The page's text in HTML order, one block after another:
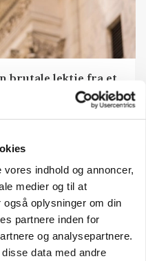
indhold og annoncer,
medier og til at
oplysninger om din
partnere inden for
og analysepartnere.
data med andre
brutale lektie fra et